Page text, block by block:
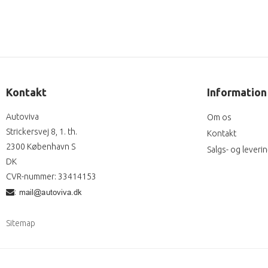
Kontakt
Autoviva
Strickersvej 8, 1. th.
2300 København S
DK
CVR-nummer: 33414153
:
Sitemap
Information
Om os
Kontakt
Salgs- og